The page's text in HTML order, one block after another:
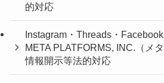
的対応
Instagram・Threads・
META PLATFORMS, INC.（メ
情報開示等法的対応